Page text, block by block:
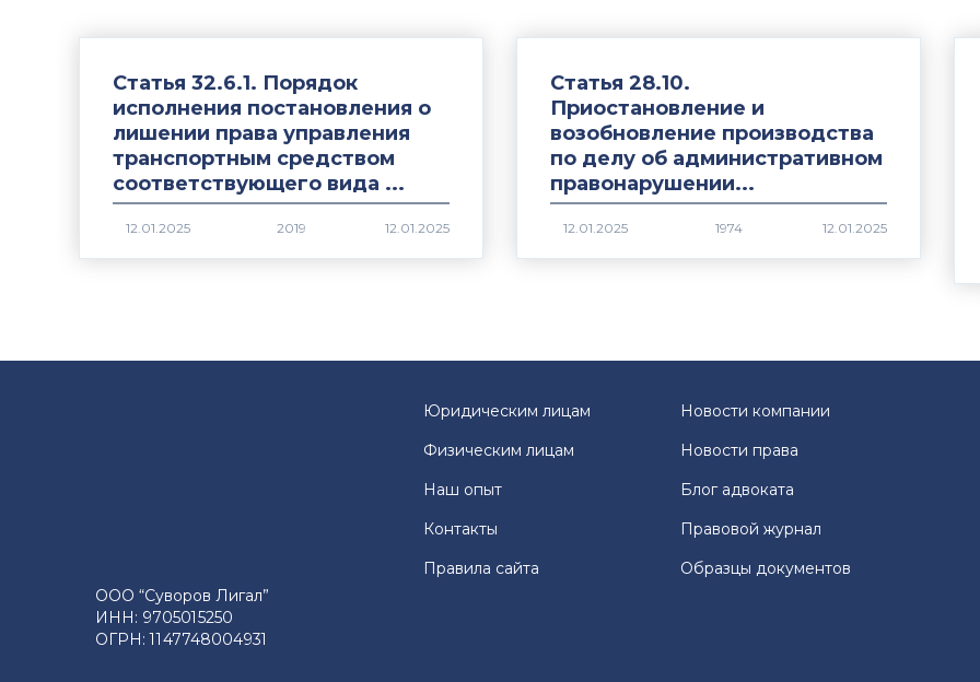
Статья 32.6.1. Порядок
исполнения постановления о
лишении права управления
транспортным средством
соответствующего вида ...
2019
Статья 28.10.
Приостановление и
возобновление производства
по делу об административном
правонарушении...
1974
ООО “Суворов Лигал”
ИНН: 9705015250
ОГРН: 1147748004931
Юридическим лицам
Новости компании
Физическим лицам
Новости права
Наш опыт
Блог адвоката
Контакты
Правовой журнал
Правила сайта
Образцы документов